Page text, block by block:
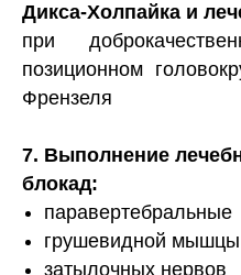
Дикса-Холпайка и
при
позиционном
Френзеля
7. Выполнение
блокад:
паравертебральные
грушевидной мышцы
затылочных нервов